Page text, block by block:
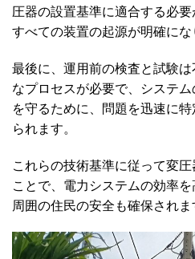
圧器の設置基準に適合する必要
すべての装置の起源が明確にな
最後に、運用前の検査と試験
なプロセスが必要で、システ
を守るために、問題を迅速に
られます。
これらの技術基準に従って変
ことで、電力システムの効率
周囲の住民の安全も確保されま